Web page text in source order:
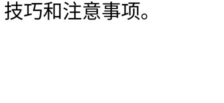
技巧和注意事项。